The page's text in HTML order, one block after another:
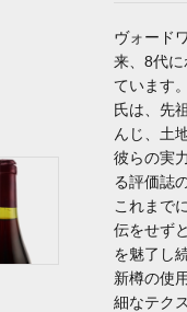
ヴォード
来、8代
ています
氏は、先
んじ、土
彼らの実
る評価誌
これまで
伝をせず
を魅了し
新樽の使
細なテク